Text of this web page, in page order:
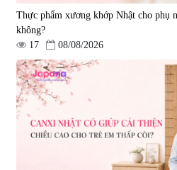
Viên uống bổ gan Ribeto Shoji
Hepaclean 60 viên
690.000 đ
vị
Thực phẩm xương khớp Nhật cho phụ
không?
17
08/08/2026